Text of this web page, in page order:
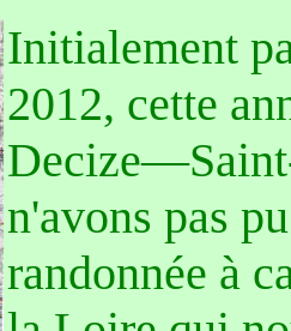
Initialement
2012, cette
n'avons pas
randonnée à